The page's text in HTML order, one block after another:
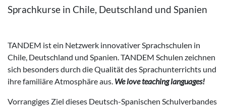
Sprachkurse in Chile, Deutschland und Spanien
TANDEM ist ein Netzwerk innovativer Sprachschulen in
Chile, Deutschland und Spanien. TANDEM Schulen zeichnen
sich besonders durch die Qualität des Sprachunterrichts und
ihre familiäre Atmosphäre aus. We love teaching languages!
Vorrangiges Ziel dieses Deutsch-Spanischen Schulverbandes